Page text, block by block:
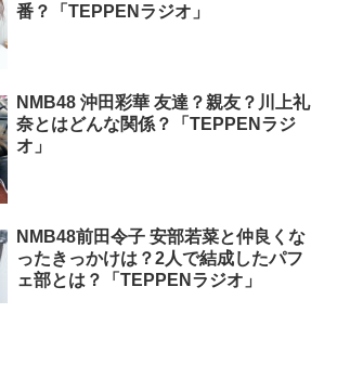
番？「TEPPENラジオ」
NMB48 沖田彩華 友達？親友？川上礼
奈とはどんな関係？「TEPPENラジ
オ」
NMB48前田令子 安部若菜と仲良くな
ったきっかけは？2人で結成したパフ
ェ部とは？「TEPPENラジオ」